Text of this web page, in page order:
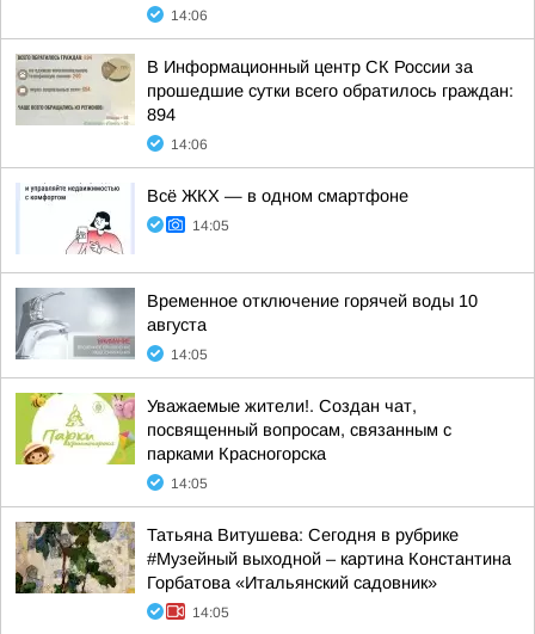
14:06
В Информационный центр СК России за
прошедшие сутки всего обратилось граждан:
894
14:06
Всё ЖКХ — в одном смартфоне
14:05
Временное отключение горячей воды 10
августа
14:05
Уважаемые жители!. Создан чат,
посвященный вопросам, связанным с
парками Красногорска
14:05
Татьяна Витушева: Сегодня в рубрике
#Музейный выходной – картина Константина
Горбатова «Итальянский садовник»
14:05